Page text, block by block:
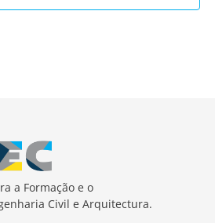
a Formação e o
Civil e Arquitectura.